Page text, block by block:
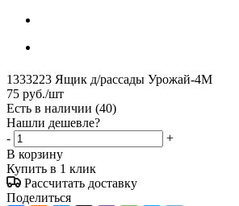
1333223 Ящик д/рассады Урожай-4М
75 руб./шт
Есть в наличии (40)
Нашли дешевле?
-
+
В корзину
Купить в 1 клик
Рассчитать доставку
Поделиться